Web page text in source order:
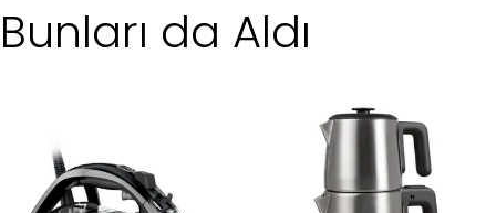
Bunları da Aldı